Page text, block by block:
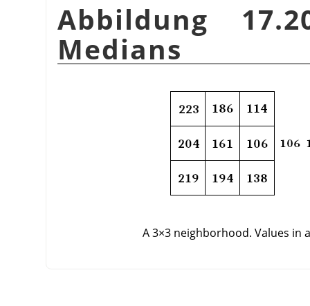
Abbildung
Medians
A 3×3 neighborhood. Values